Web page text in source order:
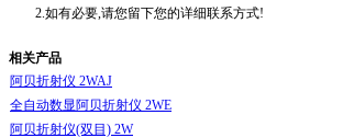
2.如有必要,请您留下您的详细联系方式!
相关产品
阿贝折射仪 2WAJ
全自动数显阿贝折射仪 2WE
阿贝折射仪(双目) 2W